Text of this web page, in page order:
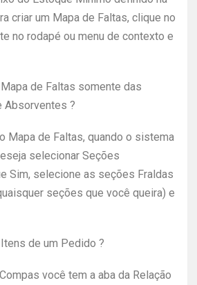
criar um Mapa de Faltas, clique no
no rodapé ou menu de contexto e
de Faltas somente das
Absorventes ?
Mapa de Faltas, quando o sistema
selecionar Seções
Sim, selecione as seções Fraldas
seções que você queira) e
de um Pedido ?
você tem a aba da Relação